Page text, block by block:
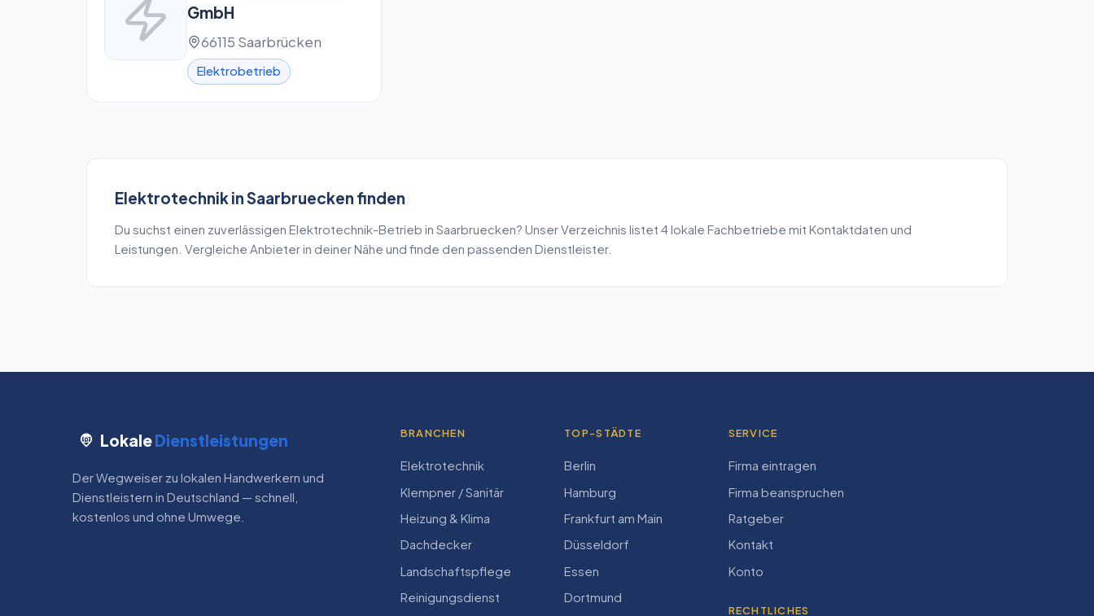
GmbH
66115 Saarbrücken
Elektrobetrieb
ElektrotechnikinSaarbruecken finden
Du suchst einen zuverlässigen Elektrotechnik-Betrieb in Saarbruecken? Unser Verzeichnis listet 4lokale Fachbetriebe mit Kontaktdaten und
Leistungen. Vergleiche Anbieter in deiner Nähe und finde den passenden Dienstleister.
LokaleDienstleistungen
Der Wegweiser zu lokalen Handwerkern und
Dienstleistern in Deutschland — schnell,
kostenlos und ohne Umwege.
BRANCHEN
Elektrotechnik
Klempner / Sanitär
Heizung & Klima
Dachdecker
Landschaftspflege
Reinigungsdienst
TOP-STÄDTE
Berlin
Hamburg
Frankfurt am Main
Düsseldorf
Essen
Dortmund
SERVICE
Firma eintragen
Firma beanspruchen
Ratgeber
Kontakt
Konto
RECHTLICHES